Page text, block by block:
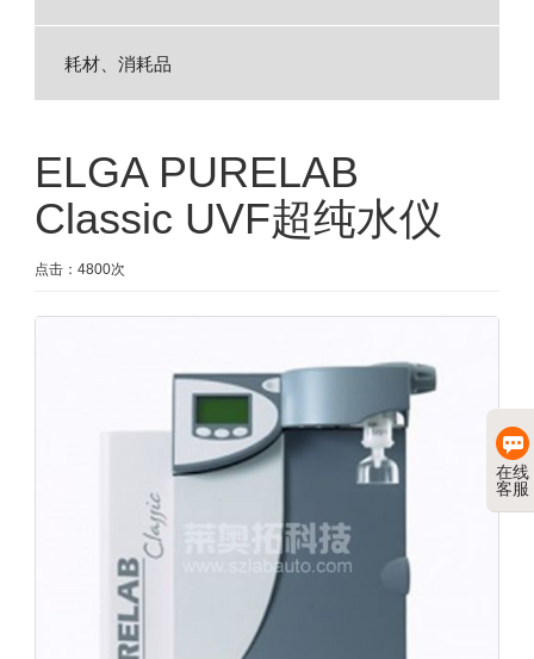
耗材、消耗品
ELGA PURELAB
Classic UVF超纯水仪
点击：4800次
在线
客服